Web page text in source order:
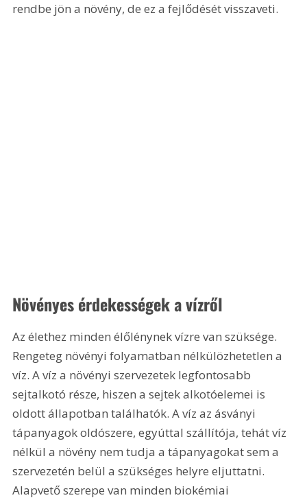
rendbe jön a növény, de ez a fejlődését visszaveti.
Növényes érdekességek a vízről
Az élethez minden élőlénynek vízre van szüksége.
Rengeteg növényi folyamatban nélkülözhetetlen a
víz. A víz a növényi szervezetek legfontosabb
sejtalkotó része, hiszen a sejtek alkotóelemei is
oldott állapotban találhatók. A víz az ásványi
tápanyagok oldószere, egyúttal szállítója, tehát víz
nélkül a növény nem tudja a tápanyagokat sem a
szervezetén belül a szükséges helyre eljuttatni.
Alapvető szerepe van minden biokémiai